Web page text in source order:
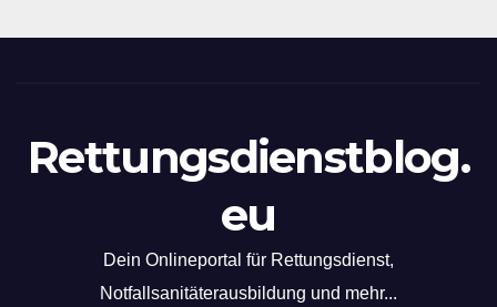
Rettungsdienstblog.
eu
Dein Onlineportal für Rettungsdienst,
Notfallsanitäterausbildung und mehr...